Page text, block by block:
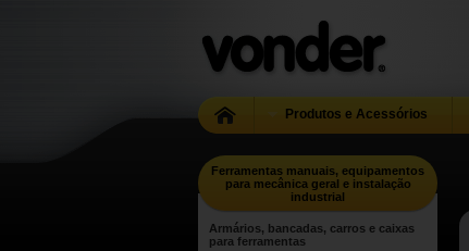
Produtos e Acessórios
Ferramentas manuais, equipamentos
para mecânica geral e instalação
industrial
Armários, bancadas, carros e caixas
para ferramentas